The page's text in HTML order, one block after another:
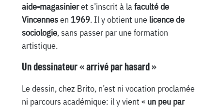
aide-magasinieret s’inscrit à lafaculté de
Vincennesen 1969. Il y obtient une licence de
sociologie, sans passer par une formation
artistique.
Un dessinateur « arrivé par hasard »
Le dessin, chez Brito, n’est ni vocation proclamée
ni parcours académique: il y vient « un peu par